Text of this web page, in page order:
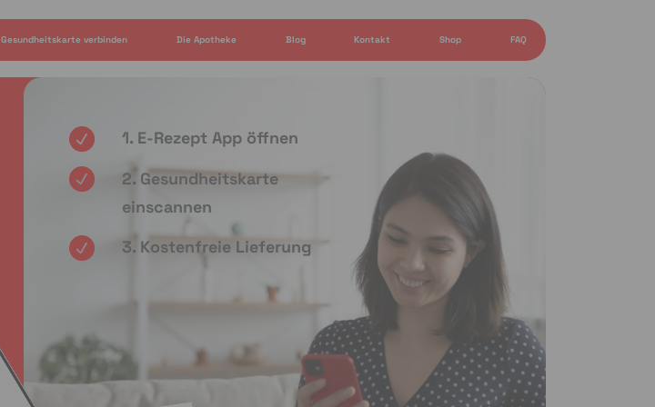
Gesundheitskarte verbinden Die Apotheke Blog Kontakt Shop FAQ
1. E-Rezept App öffnen
2. Gesundheitskarte
einscannen
3. Kostenfreie Lieferung